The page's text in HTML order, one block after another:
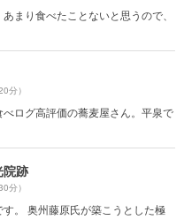
まり食べたことないと思うので、
分）
ログ高評価の蕎麦屋さん。平泉で
院跡
分）
。 奥州藤原氏が築こうとした極